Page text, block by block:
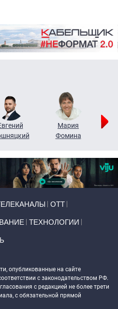
Мария
Фомина
ОТТ
ТЕХНОЛОГИИ
опубликованные на сайте
с законодательством РФ.
с редакцией не более трети
с обязательной прямой